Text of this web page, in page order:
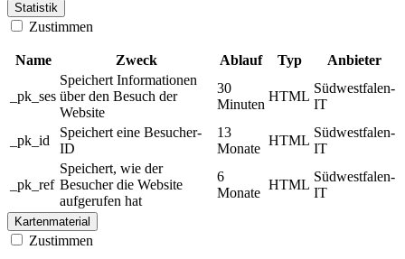
Statistik
Zustimmen
Name Zweck Ablauf Typ Anbieter
_pk_ses
Speichert Informationen
über den Besuch der
Website
30
Minuten
HTML
Südwestfalen-
IT
_pk_id
Speichert eine Besucher-
ID
13
Monate
HTML
Südwestfalen-
IT
_pk_ref
Speichert, wie der
Besucher die Website
aufgerufen hat
6
Monate
HTML
Südwestfalen-
IT
Kartenmaterial
Zustimmen